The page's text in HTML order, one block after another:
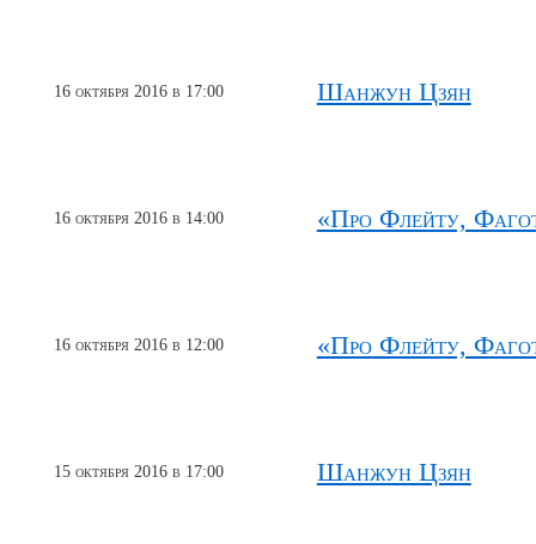
16 октября 2016 в 17:00 Шанжун Цзян
16 октября 2016 в 14:00 «Про Флейту,
16 октября 2016 в 12:00 «Про Флейту,
15 октября 2016 в 17:00 Шанжун Цзян